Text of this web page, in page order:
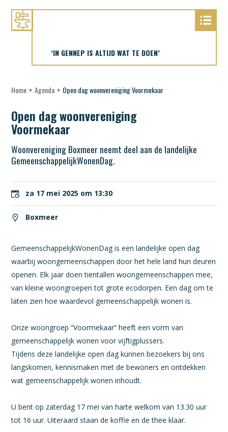
‘IN GENNEP IS ALTIJD WAT TE DOEN’
Home > Agenda > Open dag woonvereniging Voormekaar
Open dag woonvereniging
Voormekaar
Woonvereniging Boxmeer neemt deel aan de landelijke
GemeenschappelijkWonenDag.
za 17 mei 2025 om 13:30
Boxmeer
GemeenschappelijkWonenDag is een landelijke open dag
waarbij woongemeenschappen door het hele land hun deuren
openen. Elk jaar doen tientallen woongemeenschappen mee,
van kleine woongroepen tot grote ecodorpen. Een dag om te
laten zien hoe waardevol gemeenschappelijk wonen is.
Onze woongroep “Voormekaar” heeft een vorm van
gemeenschappelijk wonen voor vijftigplussers.
Tijdens deze landelijke open dag kunnen bezoekers bij ons
langskomen, kennismaken met de bewoners en ontdekken
wat gemeenschappelijk wonen inhoudt.
U bent op zaterdag 17 mei van harte welkom van 13.30 uur
tot 16 uur. Uiteraard staan de koffie en de thee klaar.